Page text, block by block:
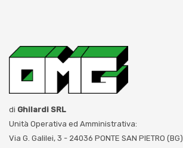
di Ghilardi SRL
Unità Operativa ed Amministrativa:
Via G. Galilei, 3 - 24036 PONTE SAN PIETRO (BG)